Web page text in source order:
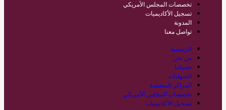
تخصصات المجلس الأمريكي
تسجيل الأكاديميات
المدونة
تواصل معنا
الرئيسية
من نحن
خدماتنا
الشهادات
المراكز المعتمدة
تخصصات المجلس الأمريكي
تسجيل الأكاديميات